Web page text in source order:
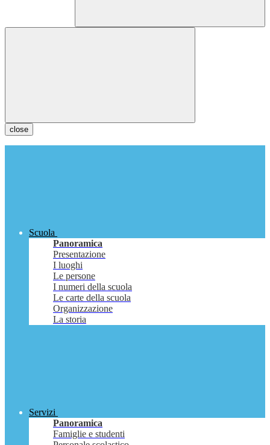
close
Scuola
Panoramica
Presentazione
I luoghi
Le persone
I numeri della scuola
Le carte della scuola
Organizzazione
La storia
Servizi
Panoramica
Famiglie e studenti